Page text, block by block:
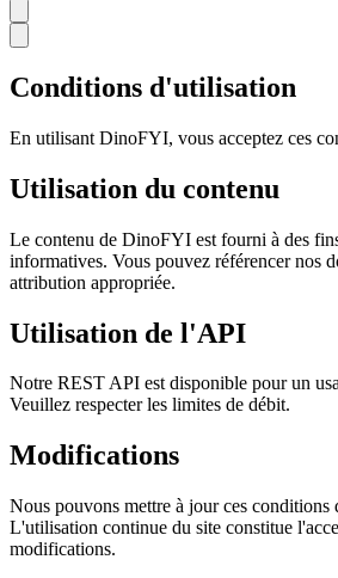
Conditions d'utilisation
En utilisant DinoFYI, vous acceptez ces
Utilisation du contenu
Le contenu de DinoFYI est fourni à des
informatives. Vous pouvez référencer nos
attribution appropriée.
Utilisation de l'API
Notre REST API est disponible pour un
Veuillez respecter les limites de débit.
Modifications
Nous pouvons mettre à jour ces conditions
L'utilisation continue du site constitue
modifications.